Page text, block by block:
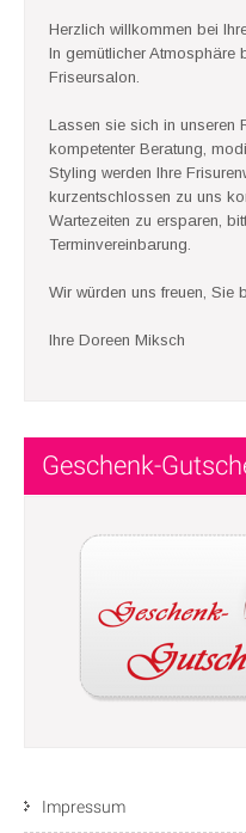
Herzlich willkommen bei
In gemütlicher Atmosphäre
Friseursalon.
Lassen sie sich in unseren
kompetenter Beratung,
Styling werden Ihre
kurzentschlossen zu uns
Wartezeiten zu ersparen,
Terminvereinbarung.
Wir würden uns freuen, Sie
Ihre Doreen Miksch
Geschenk-
Impressum